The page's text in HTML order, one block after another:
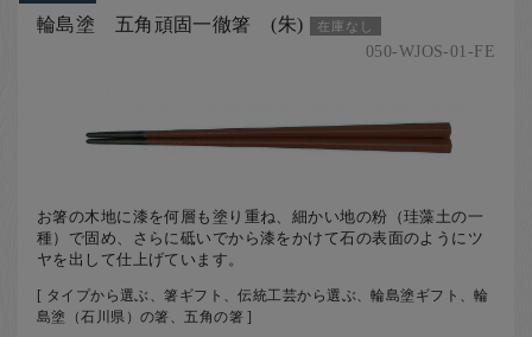
輪島塗 五角頑固一徹箸 (朱) 在庫なし
050-WJOS-01-FE
お箸の木地に漆を何層も塗り重ね、細かい地の粉（珪藻土の一
種）で固め、さらに砥いでから漆をかけて石の表面のようにツ
ヤを出して仕上げています。
[ タイプから選ぶ、箸ギフト、伝統工芸から選ぶ、輪島塗ギフト、輪
島塗（石川県）の箸、五角の箸 ]